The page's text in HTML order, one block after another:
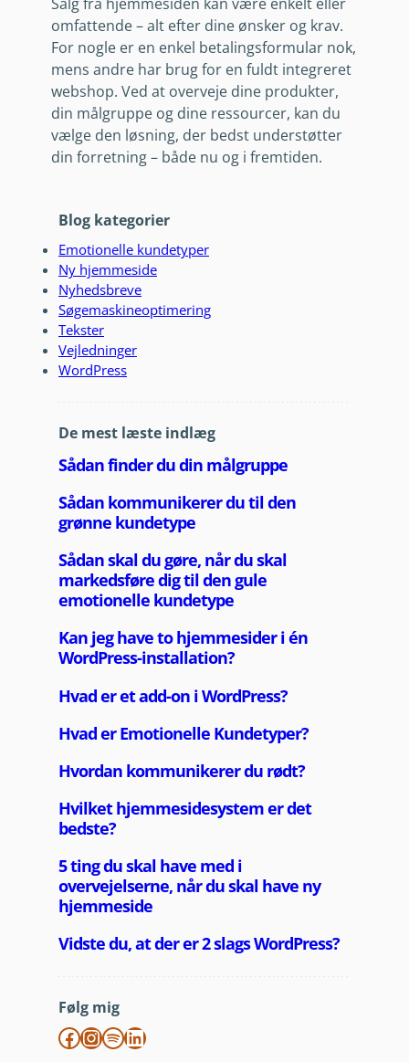
omfattende – alt efter dine ønsker og krav.
For nogle er en enkel betalingsformular nok,
mens andre har brug for en fuldt integreret
webshop. Ved at overveje dine produkter,
din målgruppe og dine ressourcer, kan du
vælge den løsning, der bedst understøtter
din forretning – både nu og i fremtiden.
Blog kategorier
Emotionelle kundetyper
Ny hjemmeside
Nyhedsbreve
Søgemaskineoptimering
Tekster
Vejledninger
WordPress
De mest læste indlæg
Følg mig
Facebook InstagramSpotify LinkedIn